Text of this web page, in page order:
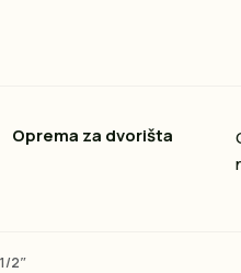
Oprema za dvorišta
2″